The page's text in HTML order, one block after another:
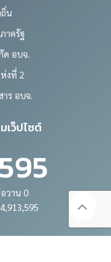
น
าครัฐ
ด อบจ.
งที่ 2
าร อบจ.
เว็ปไซต์
วาน 0